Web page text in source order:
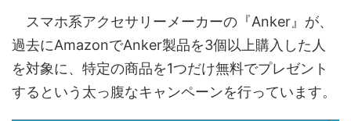
スマホ系アクセサリーメーカーの『Anker』が、
過去にAmazonでAnker製品を3個以上購入した人
を対象に、特定の商品を1つだけ無料でプレゼント
するという太っ腹なキャンペーンを行っています。